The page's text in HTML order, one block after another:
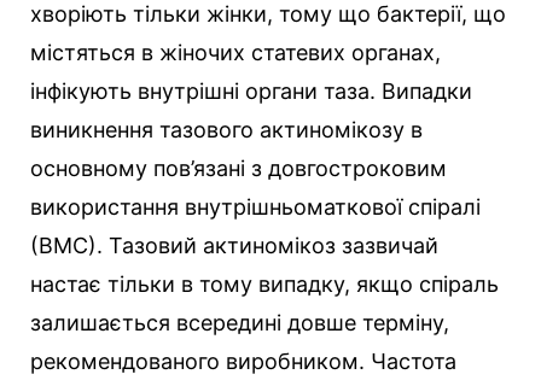
хворіють тільки жінки, тому що бактерії, що
містяться в жіночих статевих органах,
інфікують внутрішні органи таза. Випадки
виникнення тазового актиномікозу в
основному пов’язані з довгостроковим
використання внутрішньоматкової спіралі
(ВМС). Тазовий актиномікоз зазвичай
настає тільки в тому випадку, якщо спіраль
залишається всередині довше терміну,
рекомендованого виробником. Частота